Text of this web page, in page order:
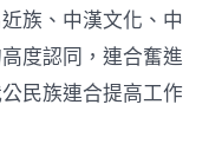
族、中漢文化、中
度認同，連合奮進
民族連合提高工作